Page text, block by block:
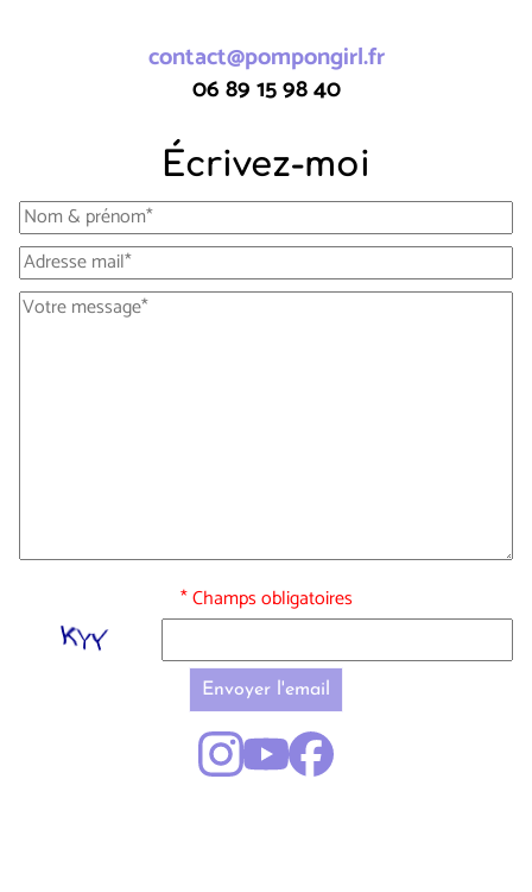
contact@pompongirl.fr
06 89 15 98 40
Écrivez-moi
* Champs obligatoires
Envoyer l'email